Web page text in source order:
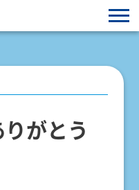
がとう